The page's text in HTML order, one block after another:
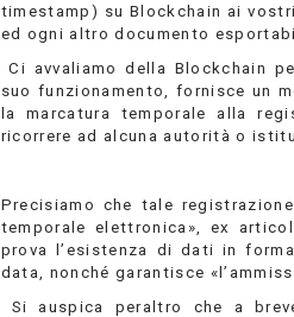
timestamp) su Blockchain ai
ed ogni altro documento
Ci avvaliamo della Blockchain
suo funzionamento, fornisce un
la marcatura temporale alla
ricorrere ad alcuna autorità o
Precisiamo che tale
temporale elettronica», ex
prova l’esistenza di dati in
data, nonché garantisce
Si auspica peraltro che a